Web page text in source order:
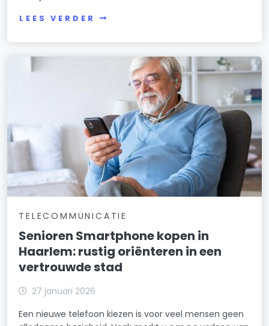
LEES VERDER
TELECOMMUNICATIE
Senioren Smartphone kopen in
Haarlem: rustig oriënteren in een
vertrouwde stad
27 januari 2026
Een nieuwe telefoon kiezen is voor veel mensen geen